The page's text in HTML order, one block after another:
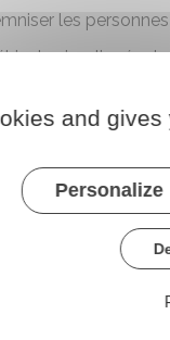
les
impliqués
de la famille
ou victime de
un commerce,
toit sont
and
Personalize